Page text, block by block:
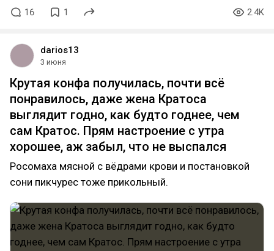
16 1 2.4K
darios13
3 июня
Крутая конфа получилась, почти всë
понравилось, даже жена Кратоса
выглядит годно, как будто годнее, чем
сам Кратос. Прям настроение с утра
хорошее, аж забыл, что не выспался
Росомаха мясной с вëдрами крови и постановкой
сони пикчурес тоже прикольный.